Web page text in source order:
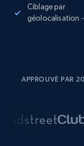
Ciblage par
géolocalisation -
APPROUVÉ PAR